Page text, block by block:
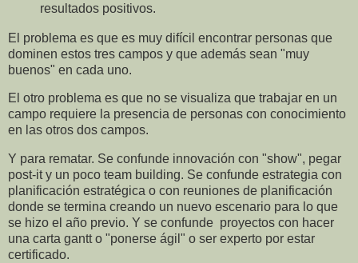
resultados positivos.
El problema es que es muy difícil encontrar personas que
dominen estos tres campos y que además sean "muy
buenos" en cada uno.
El otro problema es que no se visualiza que trabajar en un
campo requiere la presencia de personas con conocimiento
en las otros dos campos.
Y para rematar. Se confunde innovación con "show", pegar
post-it y un poco team building. Se confunde estrategia con
planificación estratégica o con reuniones de planificación
donde se termina creando un nuevo escenario para lo que
se hizo el año previo. Y se confunde proyectos con hacer
una carta gantt o "ponerse ágil" o ser experto por estar
certificado.